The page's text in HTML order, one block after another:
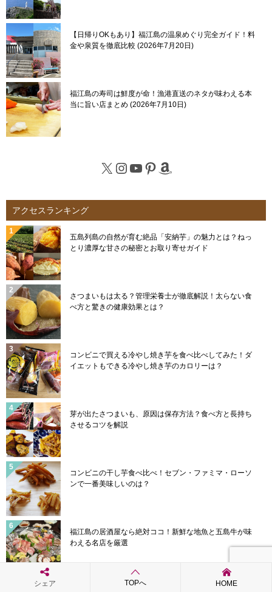
【日帰りOKもあり】福江島の温泉めぐり完全ガイド！料
金や泉質を徹底比較 2026年7月20日
福江島の寿司は鮮度が命！漁港直送のネタが味わえる本
当に旨い店まとめ 2026年7月10日
X Instagram
YouTube
Pinterest
Amazon
アクセスランキング
五島列島の自然が育む絶品「安納芋」の魅力とは？ねっ
とり濃厚な甘さの秘密とお取り寄せガイド
さつまいもは太る？管理栄養士が徹底解説！太らない食
べ方と驚きの健康効果とは？
コンビニで買える冷やし焼き芋を食べ比べしてみた！ダ
イエットもできる冷やし焼き芋のカロリーは？
芽が出たさつまいも、原因は保存方法？食べ方と長持ち
させるコツを解説
コンビニの干し芋食べ比べ！セブン・ファミマ・ローソ
ンで一番美味しいのは？
福江島の居酒屋なら絶対ココ！新鮮な地魚と五島牛が味
わえる名店を厳選
シェア TOPへ HOME